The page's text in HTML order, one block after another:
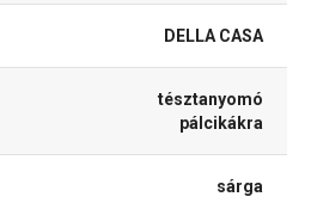
DELLA CASA
tésztanyomó
pálcikákra
sárga